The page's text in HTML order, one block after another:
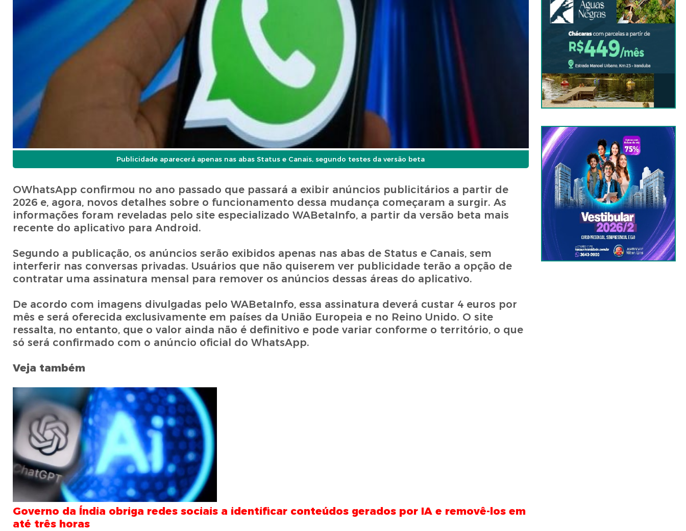
Publicidade aparecerá apenas nas abas Status e Canais, segundo testes da versão beta
OWhatsApp confirmou no ano passado que passará a exibir anúncios publicitários a partir de
2026 e, agora, novos detalhes sobre o funcionamento dessa mudança começaram a surgir. As
informações foram reveladas pelo site especializado WABetaInfo, a partir da versão beta mais
recente do aplicativo para Android.
Segundo a publicação, os anúncios serão exibidos apenas nas abas de Status e Canais, sem
interferir nas conversas privadas. Usuários que não quiserem ver publicidade terão a opção de
contratar uma assinatura mensal para remover os anúncios dessas áreas do aplicativo.
De acordo com imagens divulgadas pelo WABetaInfo, essa assinatura deverá custar 4 euros por
mês e será oferecida exclusivamente em países da União Europeia e no Reino Unido. O site
ressalta, no entanto, que o valor ainda não é definitivo e pode variar conforme o território, o que
só será confirmado com o anúncio oficial do WhatsApp.
Veja também
Governo da Índia obriga redes sociais a identificar conteúdos gerados por IA e removê-los em
até três horas